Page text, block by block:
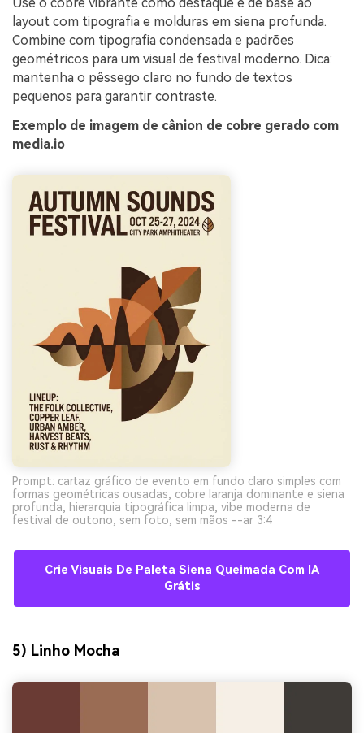
layout com tipografia e molduras em siena profunda.
Combine com tipografia condensada e padrões
geométricos para um visual de festival moderno. Dica:
mantenha o pêssego claro no fundo de textos
pequenos para garantir contraste.
Exemplo de imagem de cânion de cobre gerado com
media.io
Prompt: cartaz gráfico de evento em fundo claro simples com
formas geométricas ousadas, cobre laranja dominante e siena
profunda, hierarquia tipográfica limpa, vibe moderna de
festival de outono, sem foto, sem mãos --ar 3:4
Crie Visuais De Paleta Siena Queimada Com IA
Grátis
5) Linho Mocha